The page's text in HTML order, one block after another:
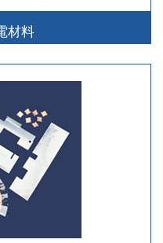
材料